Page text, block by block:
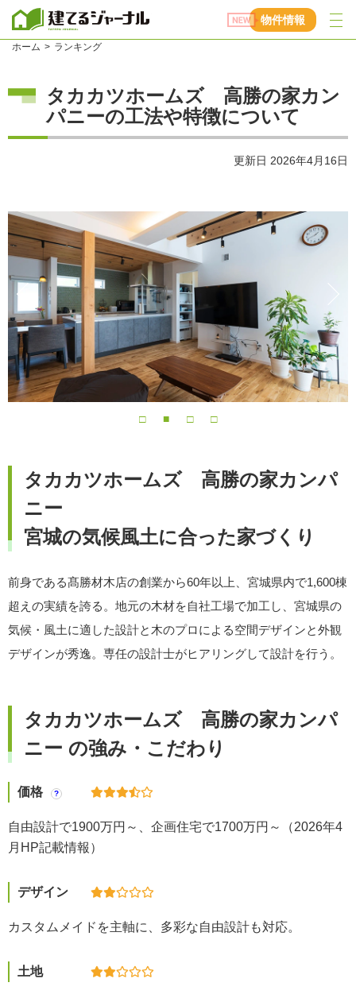
物件情報
ホーム ランキング
タカカツホームズ 高勝の家カン
パニーの工法や特徴について
更新日 2026年4月16日
タカカツホームズ 高勝の家カンパ
ニー
宮城の気候風土に合った家づくり
前身である髙勝材木店の創業から60年以上、宮城県内で1,600棟
超えの実績を誇る。地元の木材を自社工場で加工し、宮城県の
気候・風土に適した設計と木のプロによる空間デザインと外観
デザインが秀逸。専任の設計士がヒアリングして設計を行う。
タカカツホームズ 高勝の家カンパ
ニー の強み・こだわり
価格 ?
自由設計で1900万円～、企画住宅で1700万円～（2026年4
月HP記載情報）
デザイン
カスタムメイドを主軸に、多彩な自由設計も対応。
土地